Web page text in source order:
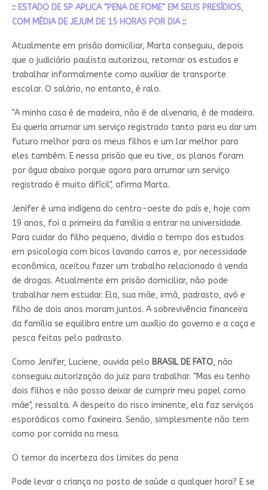
:: ESTADO DE SP APLICA "PENA DE FOME" EM SEUS PRESÍDIOS,
COM MÉDIA DE JEJUM DE 15 HORAS POR DIA::
Atualmente em prisão domiciliar, Marta conseguiu, depois
que o judiciário paulista autorizou, retomar os estudos e
trabalhar informalmente como auxiliar de transporte
escolar. O salário, no entanto, é ralo.
"A minha casa é de madeira, não é de alvenaria, é de madeira.
Eu queria arrumar um serviço registrado tanto para eu dar um
futuro melhor para os meus filhos e um lar melhor para
eles também. E nessa prisão que eu tive, os planos foram
por água abaixo porque agora para arrumar um serviço
registrado é muito difícil", afirma Marta.
Jenifer é uma indígena do centro-oeste do país e, hoje com
19 anos, foi a primeira da família a entrar na universidade.
Para cuidar do filho pequeno, dividia o tempo dos estudos
em psicologia com bicos lavando carros e, por necessidade
econômica, aceitou fazer um trabalho relacionado à venda
de drogas. Atualmente em prisão domiciliar, não pode
trabalhar nem estudar. Ela, sua mãe, irmã, padrasto, avó e
filho de dois anos moram juntos. A sobrevivência financeira
da família se equilibra entre um auxílio do governo e a caça e
pesca feitas pelo padrasto.
Como Jenifer, Luciene, ouvida pelo BRASIL DE FATO, não
conseguiu autorização do juiz para trabalhar. "Mas eu tenho
dois filhos e não posso deixar de cumprir meu papel como
mãe", ressalta. A despeito do risco iminente, ela faz serviços
esporádicos como faxineira. Senão, simplesmente não tem
como por comida na mesa.
O temor da incerteza dos limites da pena
Pode levar a criança no posto de saúde a qualquer hora? E se